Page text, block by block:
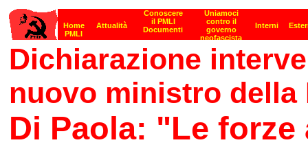
Dichiarazione
nuovo ministro della
Di Paola: "Le